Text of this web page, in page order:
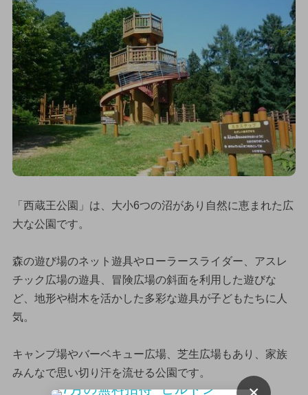
「西蔵王公園」は、大小6つの沼があり自然に恵まれた広
大な公園です。
森の遊び場のネット遊具やローラースライダー、アスレ
チック広場の遊具、冒険広場の斜面を利用した遊びな
ど、地形や樹木を活かした多彩な遊具が子どもたちに人
気。
キャンプ場やバーベキュー広場、芝生広場もあり、家族
みんなで思い切り汗を流せる公園です。